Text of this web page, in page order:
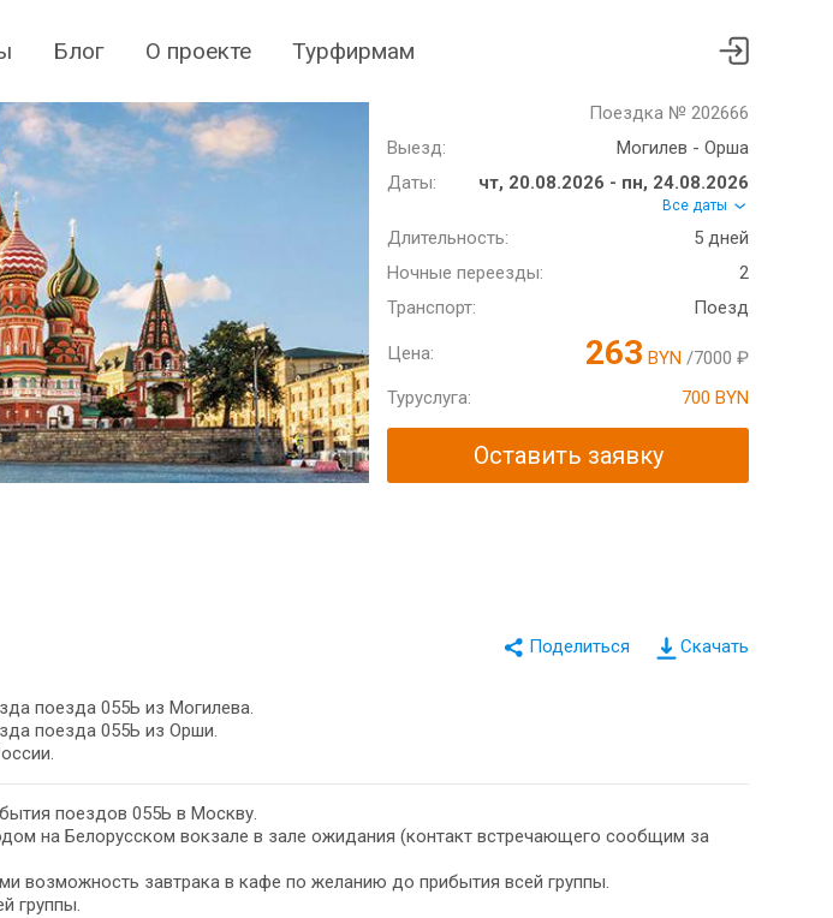
Блог О проекте Турфирмам
Поездка № 202666
Выезд:
Могилев - Орша
Даты:
чт, 20.08.2026 - пн, 24.08.2026
Все даты
Длительность:
5 дней
Ночные переезды:
2
Транспорт:
Поезд
Цена: 263 BYN /7000 ₽
Туруслуга:
700 BYN
Оставить заявку
Скачать
поезда 055Ь из Могилева.
поезда 055Ь из Орши.
поездов 055Ь в Москву.
на Белорусском вокзале в зале ожидания (контакт встречающего сообщим за
возможность завтрака в кафе по желанию до прибытия всей группы.
группы.